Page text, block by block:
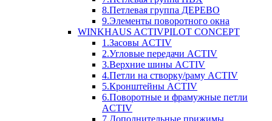
8.Петлевая группа ДЕРЕВО
9.Элементы поворотного окна
WINKHAUS ACTIVPILOT CONCEPT
1.Засовы ACTIV
2.Угловые передачи ACTIV
3.Верхние шины ACTIV
4.Петли на створку/раму ACTIV
5.Кронштейны ACTIV
6.Поворотные и фрамужные петли
ACTIV
7.Дополнительные прижимы